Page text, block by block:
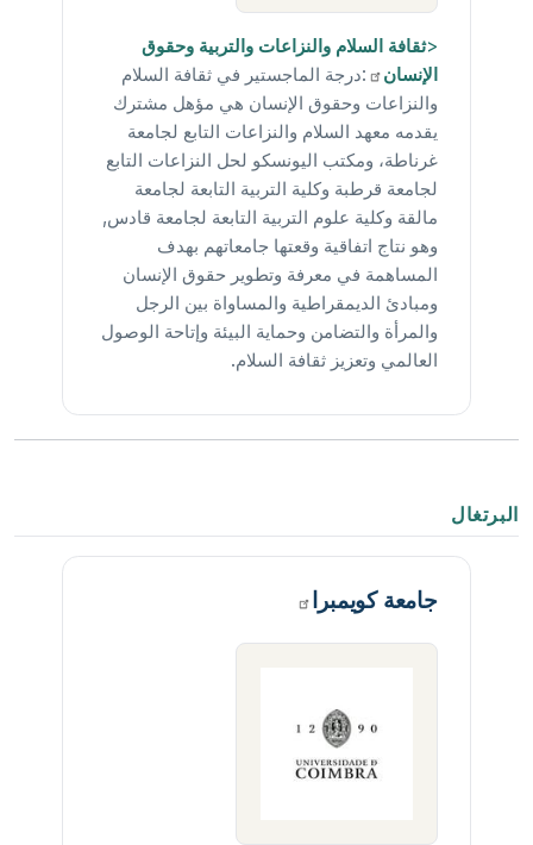
<ثقافة السلام والنزاعات والتربية وحقوق
الإنسان
:درجة الماجستير في ثقافة السلام
والنزاعات وحقوق الإنسان هي مؤهل مشترك
يقدمه معهد السلام والنزاعات التابع لجامعة
غرناطة، ومكتب اليونسكو لحل النزاعات التابع
لجامعة قرطبة وكلية التربية التابعة لجامعة
مالقة وكلية علوم التربية التابعة لجامعة قادس,
وهو نتاج اتفاقية وقعتها جامعاتهم بهدف
المساهمة في معرفة وتطوير حقوق الإنسان
ومبادئ الديمقراطية والمساواة بين الرجل
والمرأة والتضامن وحماية البيئة وإتاحة الوصول
العالمي وتعزيز ثقافة السلام.
البرتغال
جامعةكويمبرا